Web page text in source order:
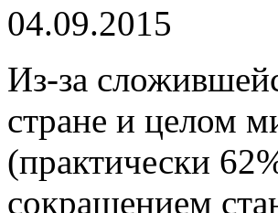
04.09.2015
Из-за
стране и целом
(практически
сокращением